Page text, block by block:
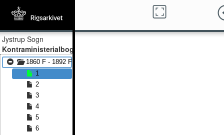
Jystrup Sogn
Kontraministerialbog
1860 F - 1892 F
1
2
3
4
5
6